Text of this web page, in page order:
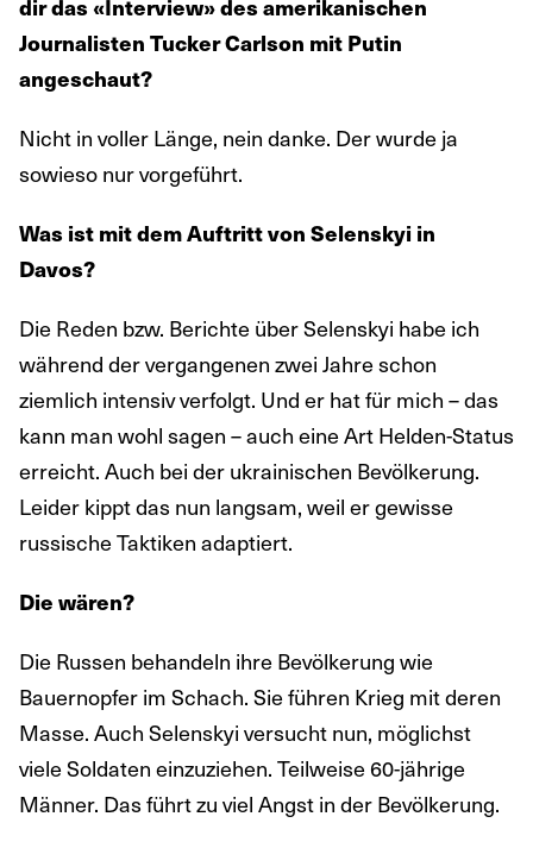
dir das «Interview» des amerikanischen
Journalisten Tucker Carlson mit Putin
angeschaut?
Nicht in voller Länge, nein danke. Der wurde ja
sowieso nur vorgeführt.
Was ist mit dem Auftritt von Selenskyi in
Davos?
Die Reden bzw. Berichte über Selenskyi habe ich
während der vergangenen zwei Jahre schon
ziemlich intensiv verfolgt. Und er hat für mich – das
kann man wohl sagen – auch eine Art Helden-Status
erreicht. Auch bei der ukrainischen Bevölkerung.
Leider kippt das nun langsam, weil er gewisse
russische Taktiken adaptiert.
Die wären?
Die Russen behandeln ihre Bevölkerung wie
Bauernopfer im Schach. Sie führen Krieg mit deren
Masse. Auch Selenskyi versucht nun, möglichst
viele Soldaten einzuziehen. Teilweise 60-jährige
Männer. Das führt zu viel Angst in der Bevölkerung.